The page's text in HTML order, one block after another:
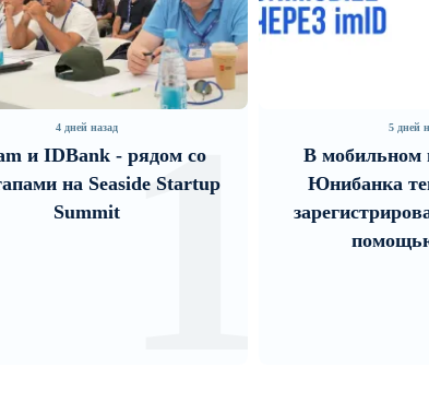
В мобильном приложении
Юнибанка теперь можно
зарегистрироваться также с2